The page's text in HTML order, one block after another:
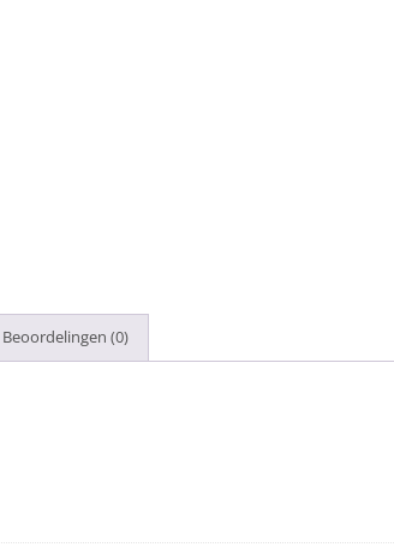
Beoordelingen (0)